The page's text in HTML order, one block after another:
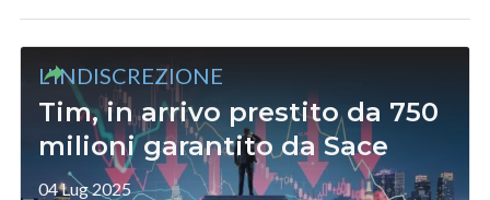
L'INDISCREZIONE
Tim, in arrivo prestito da 750
milioni garantito da Sace
04 Lug 2025